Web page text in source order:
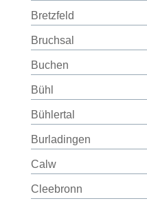
Bretzfeld
Bruchsal
Buchen
Bühl
Bühlertal
Burladingen
Calw
Cleebronn